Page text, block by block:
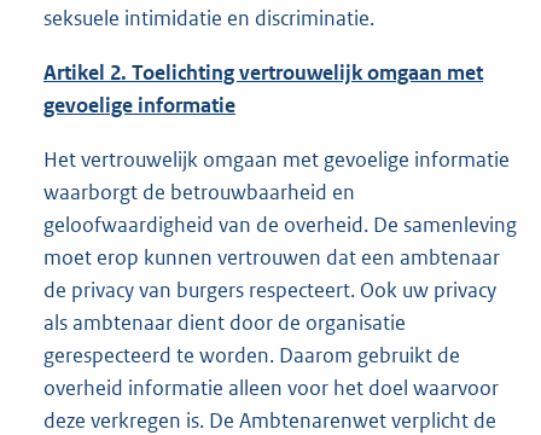
seksuele intimidatie en discriminatie.
Artikel 2. Toelichting vertrouwelijk omgaan met
gevoelige informatie
Het vertrouwelijk omgaan met gevoelige informatie
waarborgt de betrouwbaarheid en
geloofwaardigheid van de overheid. De samenleving
moet erop kunnen vertrouwen dat een ambtenaar
de privacy van burgers respecteert. Ook uw privacy
als ambtenaar dient door de organisatie
gerespecteerd te worden. Daarom gebruikt de
overheid informatie alleen voor het doel waarvoor
deze verkregen is. De Ambtenarenwet verplicht de